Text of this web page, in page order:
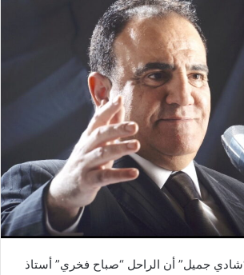
جميل” أن الراحل “صباح فخري” أستاذ